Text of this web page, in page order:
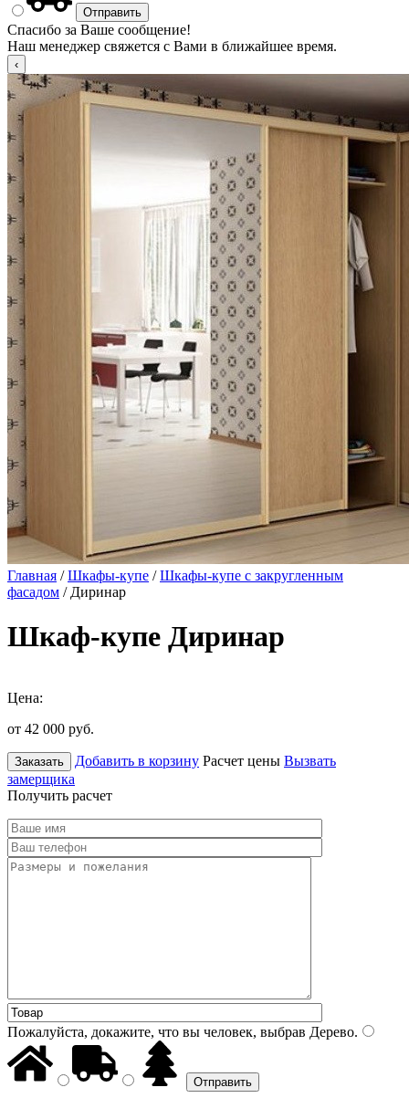
Спасибо за Ваше сообщение!
Наш менеджер свяжется с Вами в ближайшее время.
Главная /Шкафы-купе /Шкафы-купе с закругленным
фасадом / Диринар
Шкаф-купе Диринар
Цена:
от 42 000 руб.
Заказать Добавить в корзину Расчет цены Вызвать
замерщика
Получить расчет
Пожалуйста, докажите, что вы человек, выбрав Дерево.